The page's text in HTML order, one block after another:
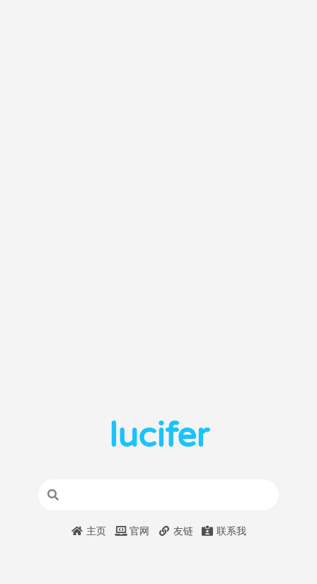
lucifer
主页 官网 友链 联系我